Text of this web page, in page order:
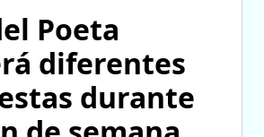
Poeta
diferentes
durante